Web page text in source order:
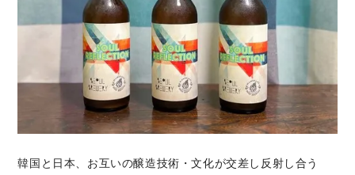
韓国と日本、お互いの醸造技術・文化が交差し反射し合う